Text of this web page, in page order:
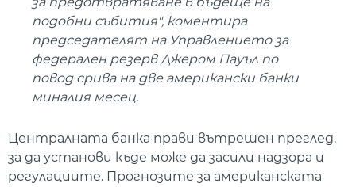
подобни събития", коментира
председателят на Управлението за
федерален резерв Джером Пауъл по
повод срива на две американски банки
миналия месец.
Централната банка прави вътрешен преглед,
за да установи къде може да засили надзора и
регулациите. Прогнозите за американската